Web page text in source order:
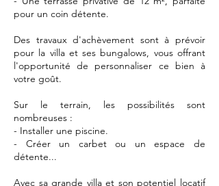
pour un coin détente.
Des travaux d'achèvement sont à prévoir
pour la villa et ses bungalows, vous offrant
l'opportunité de personnaliser ce bien à
votre goût.
Sur le terrain, les possibilités sont
nombreuses :
- Installer une piscine.
- Créer un carbet ou un espace de
détente...
Avec sa grande villa et son potentiel locatif